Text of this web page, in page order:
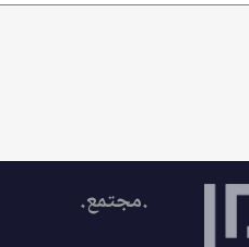
.مجتمع.